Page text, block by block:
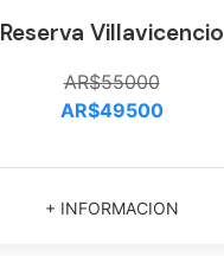
Reserva Villavicencio
AR$55000
AR$49500
+ INFORMACION